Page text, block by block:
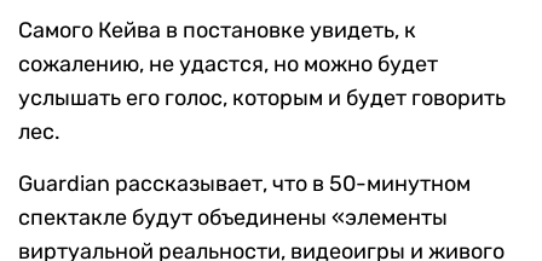
Самого Кейва в постановке увидеть, к
сожалению, не удастся, но можно будет
услышать его голос, которым и будет говорить
лес.
Guardian рассказывает, что в 50-минутном
спектакле будут объединены «элементы
виртуальной реальности, видеоигры и живого